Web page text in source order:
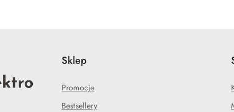
Sklep
Promocje
Bestsellery